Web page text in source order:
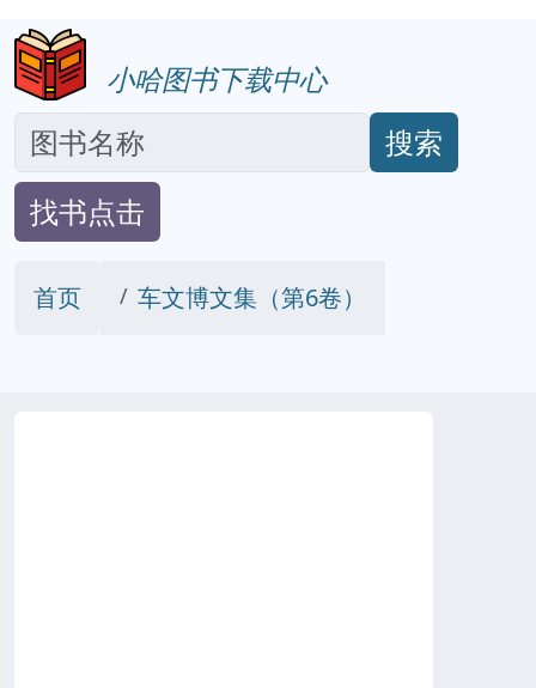
小哈图书下载中心
搜索
找书点击
首页 车文博文集（第6卷）